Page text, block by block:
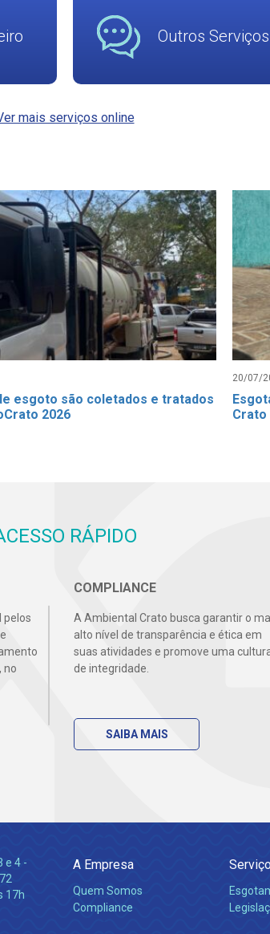
Outros Serviços
mais serviços online
esgoto são coletados e tratados
2026
20/07/
Crato
RÁPIDO
pelos
no
COMPLIANCE
A Ambiental Crato busca garantir o
alto nível de transparência e ética em
suas atividades e promove uma
de integridade.
SAIBA MAIS
e 4 -
17h
A Empresa
Quem Somos
Compliance